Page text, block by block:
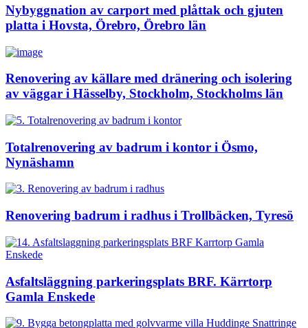
Nybyggnation av carport med plåttak och gjuten
platta i Hovsta, Örebro, Örebro län
Renovering av källare med dränering och isolering
av väggar i Hässelby, Stockholm, Stockholms län
Totalrenovering av badrum i kontor i Ösmo,
Nynäshamn
Renovering badrum i radhus i Trollbäcken, Tyresö
Asfaltsläggning parkeringsplats BRF. Kärrtorp
Gamla Enskede